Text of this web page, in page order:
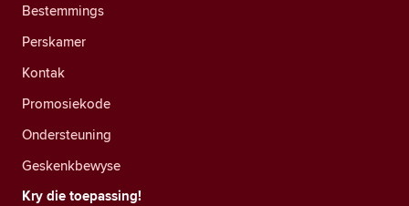
Bestemmings
Perskamer
Kontak
Promosiekode
Ondersteuning
Geskenkbewyse
Kry die toepassing!